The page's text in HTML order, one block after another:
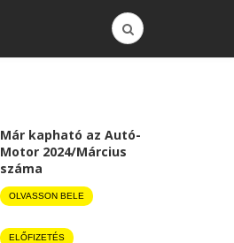
Már kapható az Autó-
Motor 2024/Március
száma
OLVASSON BELE
ELŐFIZETÉS